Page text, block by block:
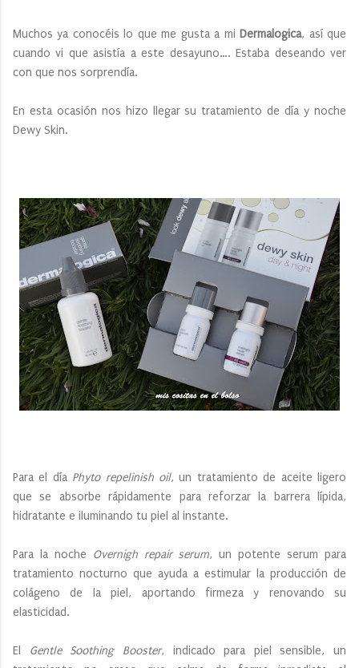
Muchos ya conocéis lo que me gusta a mi Dermalogica, así que
cuando vi que asistía a este desayuno…. Estaba deseando ver
con que nos sorprendía.
En esta ocasión nos hizo llegar su tratamiento de día y noche
Dewy Skin.
Para el díaPhyto repelinish oil, un tratamiento de aceite ligero
que se absorbe rápidamente para reforzar la barrera lípida,
hidratante e iluminando tu piel al instante.
Para la noche Overnigh repair serum, un potente serum para
tratamiento nocturno que ayuda a estimular la producción de
colágeno de la piel, aportando firmeza y renovando su
elasticidad.
El Gentle Soothing Booster, indicado para piel sensible, un